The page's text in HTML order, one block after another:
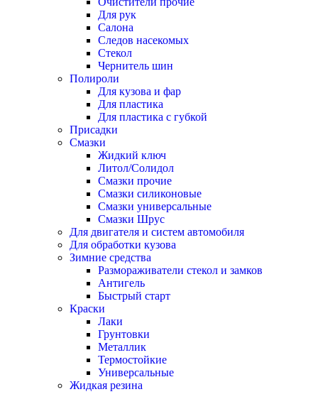
Для рук
Салона
Следов насекомых
Стекол
Чернитель шин
Полироли
Для кузова и фар
Для пластика
Для пластика с губкой
Присадки
Смазки
Жидкий ключ
Литол/Солидол
Смазки прочие
Смазки силиконовые
Смазки универсальные
Смазки Шрус
Для двигателя и систем автомобиля
Для обработки кузова
Зимние средства
Размораживатели стекол и замков
Антигель
Быстрый старт
Краски
Лаки
Грунтовки
Металлик
Термостойкие
Универсальные
Жидкая резина